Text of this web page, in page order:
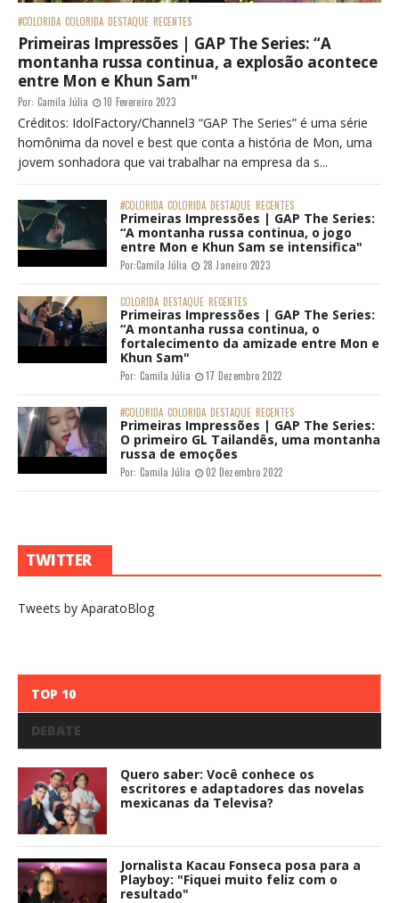
#COLORIDA COLORIDA DESTAQUE RECENTES
Primeiras Impressões | GAP The Series: “A
montanha russa continua, a explosão acontece
entre Mon e Khun Sam"
Por: Camila Júlia 10 Fevereiro 2023
Créditos: IdolFactory/Channel3 “GAP The Series” é uma série
homônima da novel e best que conta a história de Mon, uma
jovem sonhadora que vai trabalhar na empresa da s...
#COLORIDA COLORIDA DESTAQUE RECENTES
Primeiras Impressões | GAP The Series:
“A montanha russa continua, o jogo
entre Mon e Khun Sam se intensifica"
Por:Camila Júlia 28 Janeiro 2023
COLORIDA DESTAQUE RECENTES
Primeiras Impressões | GAP The Series:
“A montanha russa continua, o
fortalecimento da amizade entre Mon e
Khun Sam"
Por: Camila Júlia 17 Dezembro 2022
#COLORIDA COLORIDA DESTAQUE RECENTES
Primeiras Impressões | GAP The Series:
O primeiro GL Tailandês, uma montanha
russa de emoções
Por: Camila Júlia 02 Dezembro 2022
TWITTER
Tweets by AparatoBlog
TOP 10
DEBATE
Quero saber: Você conhece os
escritores e adaptadores das novelas
mexicanas da Televisa?
Jornalista Kacau Fonseca posa para a
Playboy: "Fiquei muito feliz com o
resultado"